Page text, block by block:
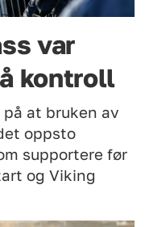
var
kontroll
at bruken av
oppsto
supportere før
og Viking